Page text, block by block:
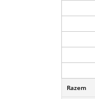
Razem